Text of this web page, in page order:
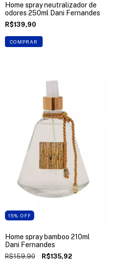
Home spray neutralizador de
odores 250ml Dani Fernandes
R$139,90
COMPRAR
15% OFF
Home spray bamboo 210ml
Dani Fernandes
R$159,90 R$135,92